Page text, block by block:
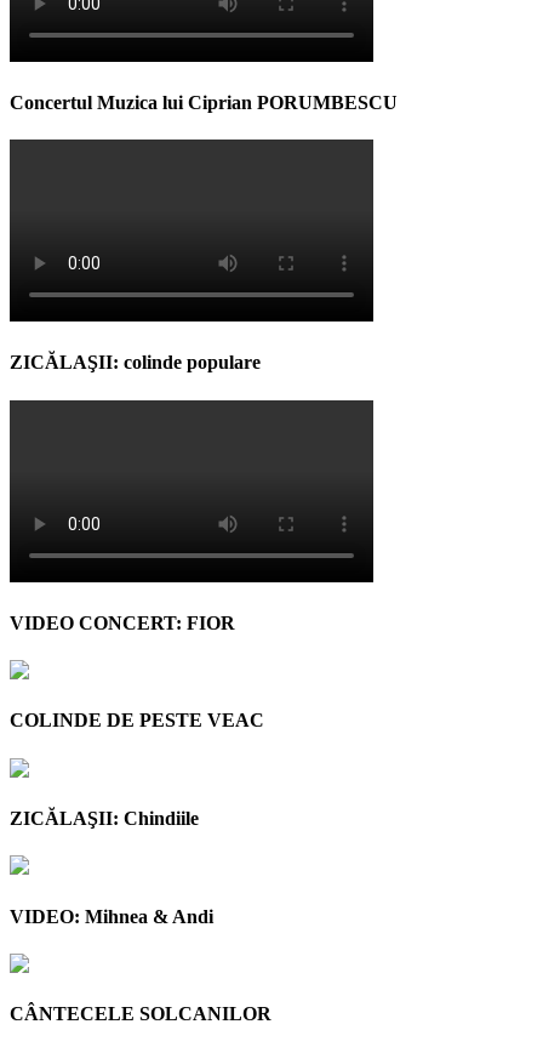
Concertul Muzica lui Ciprian PORUMBESCU
ZICĂLAŞII: colinde populare
VIDEO CONCERT: FIOR
COLINDE DE PESTE VEAC
ZICĂLAŞII: Chindiile
VIDEO: Mihnea & Andi
CÂNTECELE SOLCANILOR